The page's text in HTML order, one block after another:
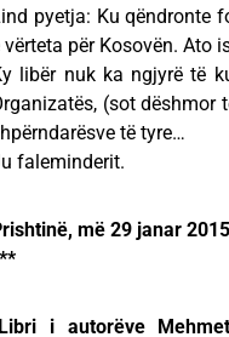
pyetja: Ku qëndronte
vërteta për Kosovën. Ato
libër nuk ka ngjyrë të
(sot dëshmor
të tyre…
faleminderit.
më 29 janar 2015
i autorëve